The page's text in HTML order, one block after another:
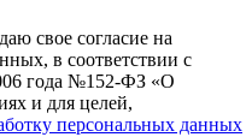
свое согласие на
в соответствии с
года №152-ФЗ «О
и для целей,
персональных данных